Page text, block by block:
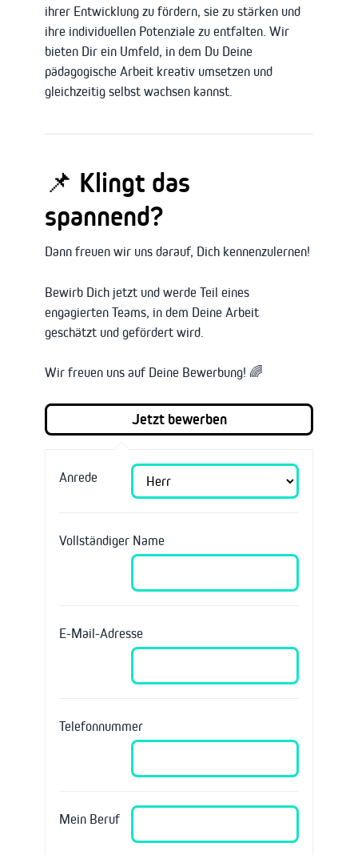
ihrer Entwicklung zu fördern, sie zu stärken und
ihre individuellen Potenziale zu entfalten. Wir
bieten Dir ein Umfeld, in dem Du Deine
pädagogische Arbeit kreativ umsetzen und
gleichzeitig selbst wachsen kannst.
📌 Klingt das
spannend?
Dann freuen wir uns darauf, Dich kennenzulernen!
Bewirb Dich jetzt und werde Teil eines
engagierten Teams, in dem Deine Arbeit
geschätzt und gefördert wird.
Wir freuen uns auf Deine Bewerbung! 🌈
Anrede
Vollständiger Name
E-Mail-Adresse
Telefonnummer
Mein Beruf